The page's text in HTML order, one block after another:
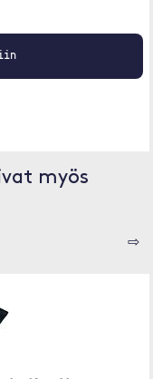
myös
⇨